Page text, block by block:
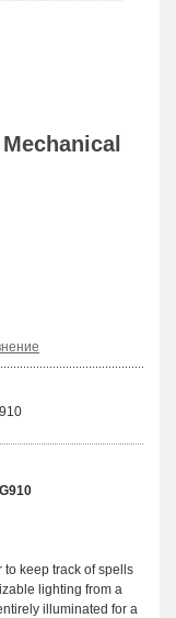
to keep track of spells
lighting from a
illuminated for a